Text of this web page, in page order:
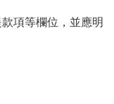
項等欄位，並應明